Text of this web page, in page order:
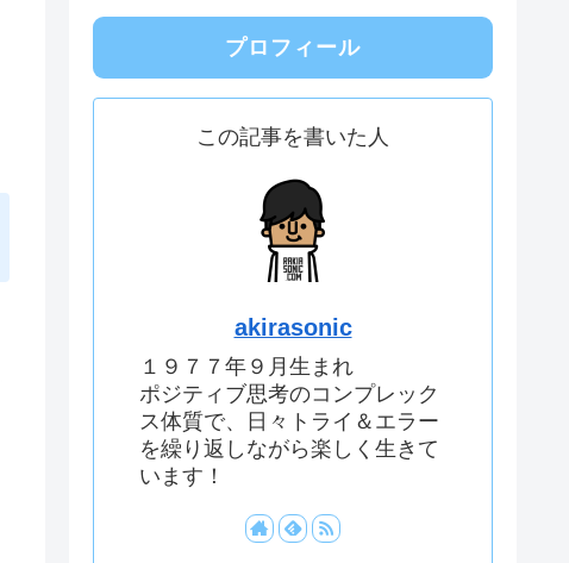
プロフィール
この記事を書いた人
akirasonic
１９７７年９月生まれ
ポジティブ思考のコンプレック
ス体質で、日々トライ＆エラー
を繰り返しながら楽しく生きて
います！